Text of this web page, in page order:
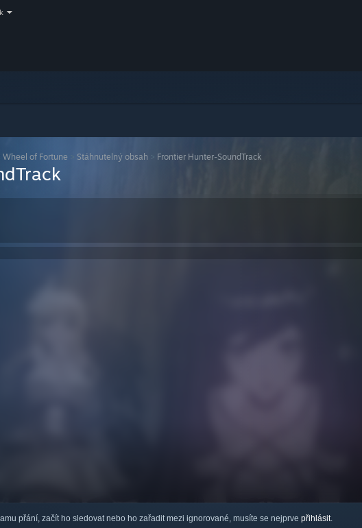
Wheel of Fortune Stáhnutelný obsah > Frontier Hunter-SoundTrack
přání, začít ho sledovat nebo ho zařadit mezi ignorované, musíte se nejprve přihlásit.